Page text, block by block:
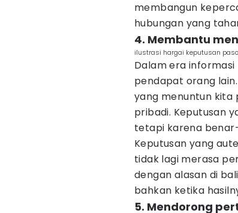
membangun
hubungan yang
4. Membantu
ilustrasi hargai keputusan
Dalam era
pendapat orang
yang menuntun kita
pribadi. Keputusan
tetapi karena
Keputusan yang
tidak lagi merasa
dengan alasan di
bahkan ketika
5. Mendorong